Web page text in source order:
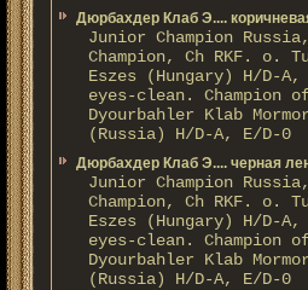
Дюрбахдер Клаб Э....
Junior Champion
Champion, Ch RKF. о.
Eszes (Hungary) H/D-
eyes-clean. Champion
Dyourbahler Klab
(Russia) H/D-А, E/D-0
Дюрбахдер Клаб Э.... черная
Junior Champion
Champion, Ch RKF. о.
Eszes (Hungary) H/D-
eyes-clean. Champion
Dyourbahler Klab
(Russia) H/D-А, E/D-0